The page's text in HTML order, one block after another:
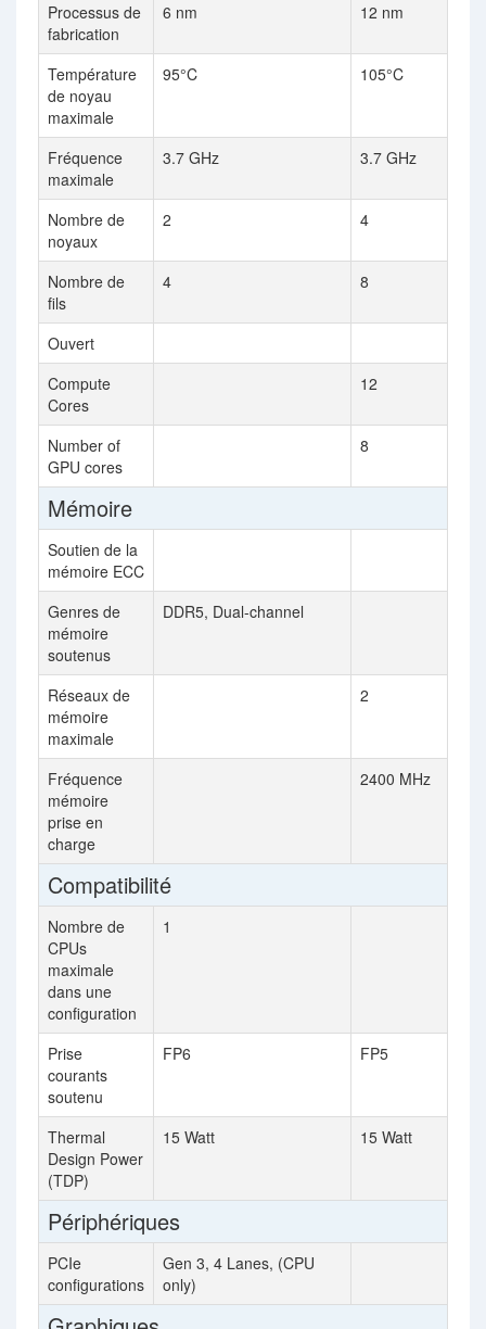
Processus de
fabrication
6 nm 12 nm
Température
de noyau
maximale
95°C 105°C
Fréquence
maximale
3.7 GHz 3.7 GHz
Nombre de
noyaux
2 4
Nombre de
fils
4 8
Ouvert
Compute
Cores
12
Number of
GPU cores
8
Mémoire
Soutien de la
mémoire ECC
Genres de
mémoire
soutenus
DDR5, Dual-channel
Réseaux de
mémoire
maximale
2
Fréquence
mémoire
prise en
charge
2400 MHz
Compatibilité
Nombre de
CPUs
maximale
dans une
configuration
1
Prise
courants
soutenu
FP6 FP5
Thermal
Design Power
(TDP)
15 Watt 15 Watt
Périphériques
PCIe
configurations
Gen 3, 4 Lanes, (CPU
only)